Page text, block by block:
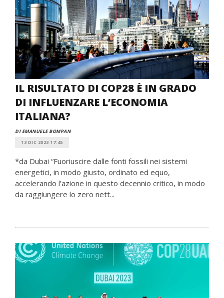
IL RISULTATO DI COP28 È IN GRADO
DI INFLUENZARE L’ECONOMIA
ITALIANA?
DI EMANUELE BOMPAN
13 DIC 2023 17:45
*da Dubai “Fuoriuscire dalle fonti fossili nei sistemi
energetici, in modo giusto, ordinato ed equo,
accelerando l’azione in questo decennio critico, in modo
da raggiungere lo zero nett...